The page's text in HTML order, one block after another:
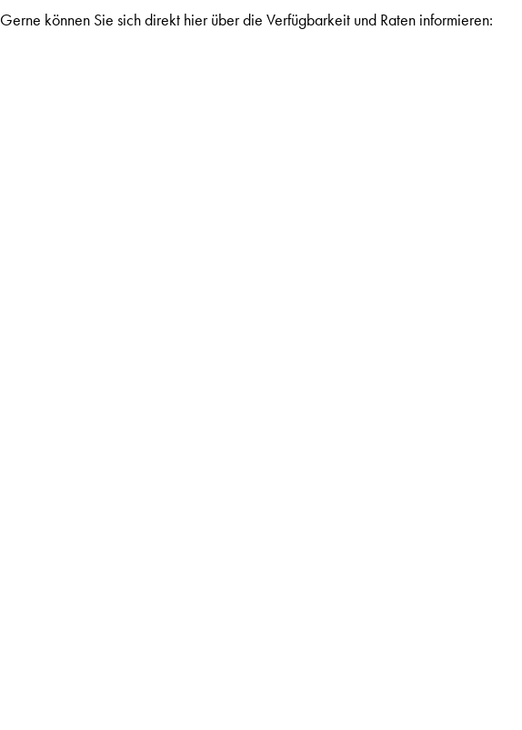
Gerne können Sie sich direkt hier über die Verfügbarkeit und Raten informieren: